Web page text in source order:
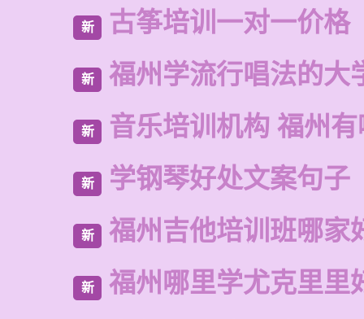
新 古筝培训一对一价格
新 福州学流行唱法的大
新 音乐培训机构 福州
新 学钢琴好处文案句子
新 福州吉他培训班哪家
新 福州哪里学尤克里里